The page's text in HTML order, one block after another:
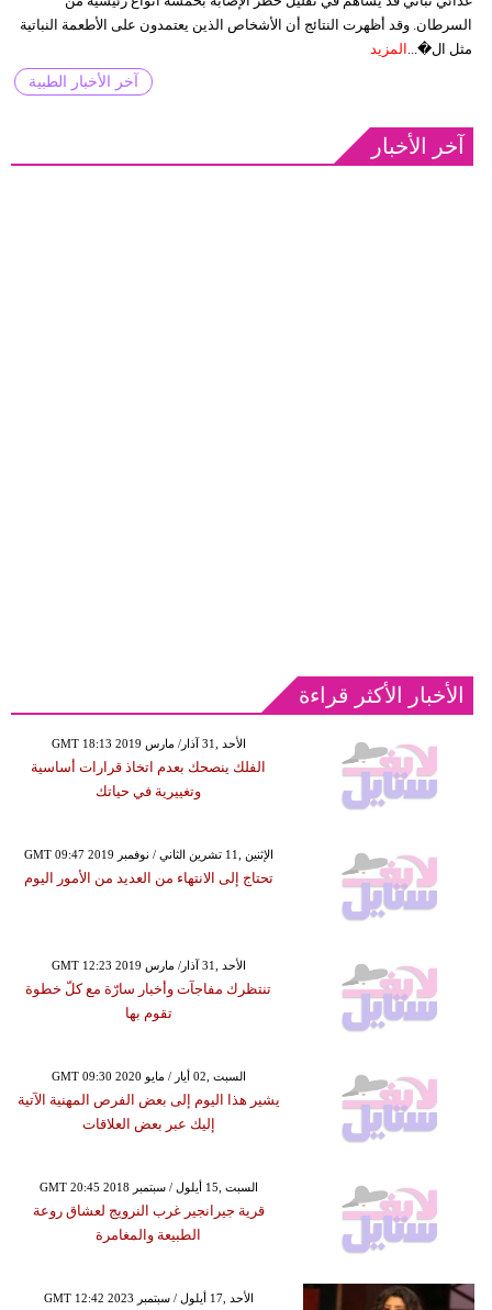
السرطان. وقد أظهرت النتائج أن الأشخاص الذين يعتمدون على الأطعمة النباتية
مثل ال�...
المزيد
آخر الأخبار الطبية
آخر الأخبار
الأخبار الأكثر قراءة
GMT 18:13 2019 الأحد ,31 آذار/ مارس
الفلك ينصحك بعدم اتخاذ قرارات أساسية
وتغييرية في حياتك
GMT 09:47 2019 الإثنين ,11 تشرين الثاني / نوفمبر
تحتاج إلى الانتهاء من العديد من الأمور اليوم
GMT 12:23 2019 الأحد ,31 آذار/ مارس
تنتظرك مفاجآت وأخبار سارّة مع كلّ خطوة
تقوم بها
GMT 09:30 2020 السبت ,02 أيار / مايو
يشير هذا اليوم إلى بعض الفرص المهنية الآتية
إليك عبر بعض العلاقات
GMT 20:45 2018 السبت ,15 أيلول / سبتمبر
قرية جيرانجير غرب النرويج لعشاق روعة
الطبيعة والمغامرة
GMT 12:42 2023 الأحد ,17 أيلول / سبتمبر